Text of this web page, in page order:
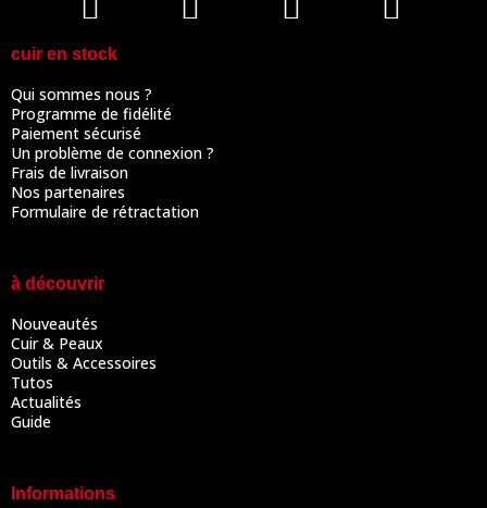
cuir en stock
Qui sommes nous ?
Programme de fidélité
Paiement sécurisé
Un problème de connexion ?
Frais de livraison
Nos partenaires
Formulaire de rétractation
à découvrir
Nouveautés
Cuir & Peaux
Outils & Accessoires
Tutos
Actualités
Guide
Informations